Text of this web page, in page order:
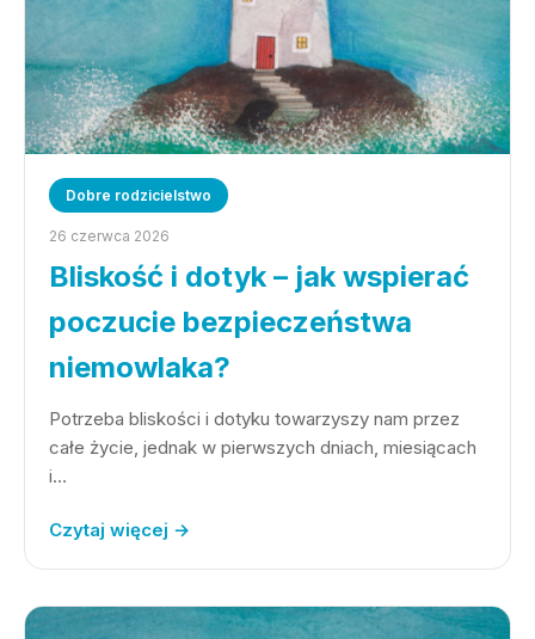
Dobre rodzicielstwo
26 czerwca 2026
Bliskość i dotyk – jak wspierać
poczucie bezpieczeństwa
niemowlaka?
Potrzeba bliskości i dotyku towarzyszy nam przez
całe życie, jednak w pierwszych dniach, miesiącach
i…
Czytaj więcej →